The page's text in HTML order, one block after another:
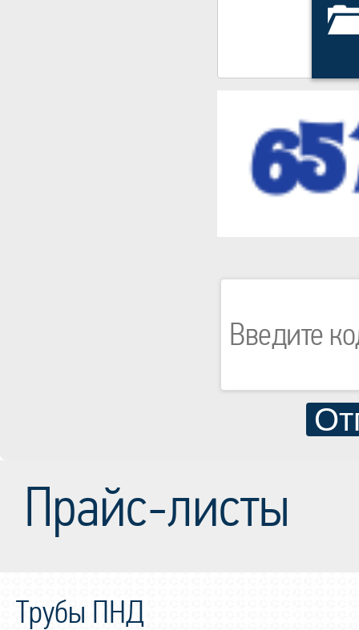
Прайс-листы
Трубы ПНД